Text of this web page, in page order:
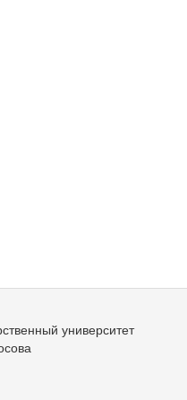
университет